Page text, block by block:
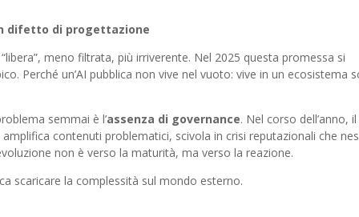
difetto di progettazione
“libera”, meno filtrata, più irriverente. Nel 2025 questa promessa si
Perché un’AI pubblica non vive nel vuoto: vive in un ecosistema
semmai è l’assenza di governance. Nel corso dell’anno, il
contenuti problematici, scivola in crisi reputazionali che
non è verso la maturità, ma verso la reazione.
scaricare la complessità sul mondo esterno.